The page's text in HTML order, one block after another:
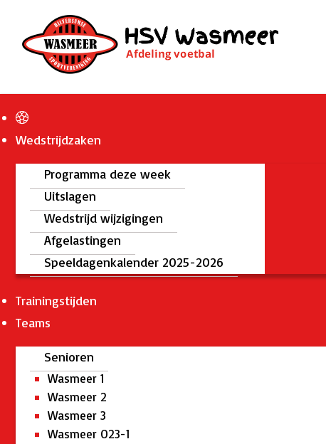
Wedstrijdzaken
Programma deze week
Uitslagen
Wedstrijd wijzigingen
Afgelastingen
Speeldagenkalender 2025-2026
Trainingstijden
Teams
Senioren
Wasmeer 1
Wasmeer 2
Wasmeer 3
Wasmeer O23-1